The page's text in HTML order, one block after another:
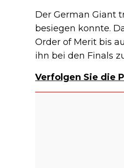
Der German Giant
besiegen konnte.
Order of Merit bis
ihn bei den Finals
Verfolgen Sie die